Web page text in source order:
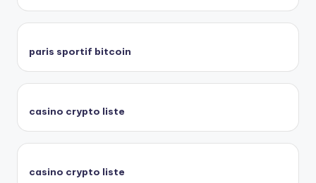
paris sportif bitcoin
casino crypto liste
casino crypto liste